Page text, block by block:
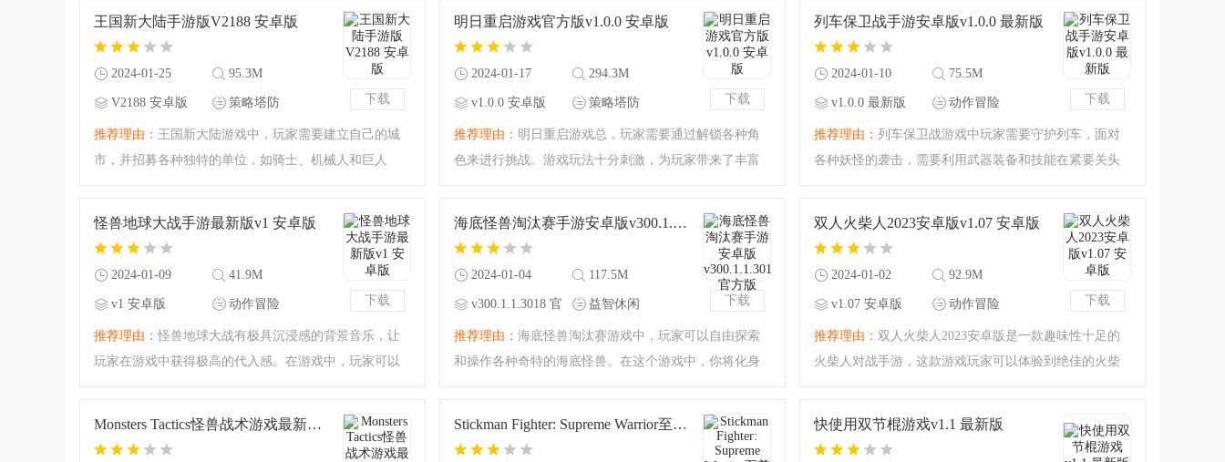
简单，后面会越来越难，玩家需要把握好发射的时间，
的游戏风格和喜好，选择不同种类的英雄进行游戏，如
特点和自身的技能，选择合适的战斗策略，从而打败对
下载
王国新大陆手游版V2188 安卓版
2024-01-25 95.3M
V2188 安卓版 策略塔防
推荐理由： 王国新大陆游戏中，玩家需要建立自己的城
市，并招募各种独特的单位，如骑士、机械人和巨人
应对其他玩家的攻击，同时还可以探索周边地区收集资
下载
明日重启游戏官方版v1.0.0 安卓版
2024-01-17 294.3M
v1.0.0 安卓版 策略塔防
推荐理由： 明日重启游戏总，玩家需要通过解锁各种角
色来进行挑战。游戏玩法十分刺激，为玩家带来了丰富
设置，如选择副本难度、使用装备等，解锁更多新奇内
下载
列车保卫战手游安卓版v1.0.0 最新版
2024-01-10 75.5M
v1.0.0 最新版 动作冒险
推荐理由： 列车保卫战游戏中玩家需要守护列车，面对
各种妖怪的袭击，需要利用武器装备和技能在紧要关头
度的关卡，面对更为强大的敌人。玩家需要不断提升角
下载
怪兽地球大战手游最新版v1 安卓版
2024-01-09 41.9M
v1 安卓版 动作冒险
推荐理由：怪兽地球大战有极具沉浸感的背景音乐，让
玩家在游戏中获得极高的代入感。在游戏中，玩家可以
大的哥斯拉。玩家可以挑选自己的怪兽出战，并与其他
下载
海底怪兽淘汰赛手游安卓版v300.1.1.3018 官方版
2024-01-04 117.5M
v300.1.1.3018 官
益智休闲
推荐理由： 海底怪兽淘汰赛游戏中，玩家可以自由探索
和操作各种奇特的海底怪兽。在这个游戏中，你将化身
的淘汰赛。你需要不断提升你怪兽的实力，通过融合和
下载
双人火柴人2023安卓版v1.07 安卓版
2024-01-02 92.9M
v1.07 安卓版 动作冒险
推荐理由： 双人火柴人2023安卓版是一款趣味性十足的
火柴人对战手游，这款游戏玩家可以体验到绝佳的火柴
Monsters Tactics怪兽战术游戏最新版v0.2.4 安卓版 Stickman Fighter: Supreme Warrior至尊火柴人超级英雄游戏最新版v10.0.6 安卓版 快使用双节棍游戏v1.1 最新版